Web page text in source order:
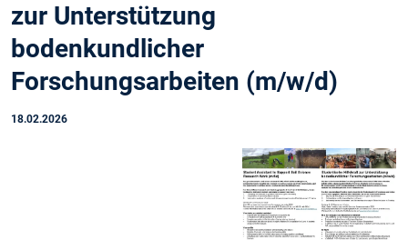
zur Unterstützung
bodenkundlicher
Forschungsarbeiten (m/w/d)
18.02.2026